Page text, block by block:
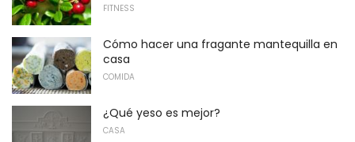
FITNESS
Cómo hacer una fragante mantequilla en
casa
COMIDA
¿Qué yeso es mejor?
CASA